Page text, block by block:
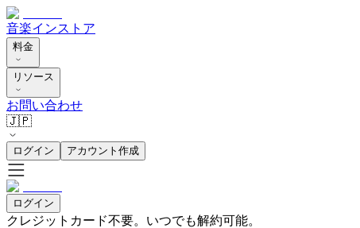
音楽インストア
料金
リソース
お問い合わせ
🇯🇵
ログイン アカウント作成
ログイン
クレジットカード不要。いつでも解約可能。